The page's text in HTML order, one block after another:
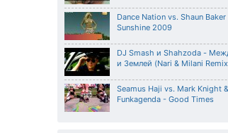
Dance Nation vs. Shaun
Sunshine 2009
DJ Smash и Shahzoda -
и Землей (Nari & Milani
Seamus Haji vs. Mark Knight &
Funkagenda - Good Times